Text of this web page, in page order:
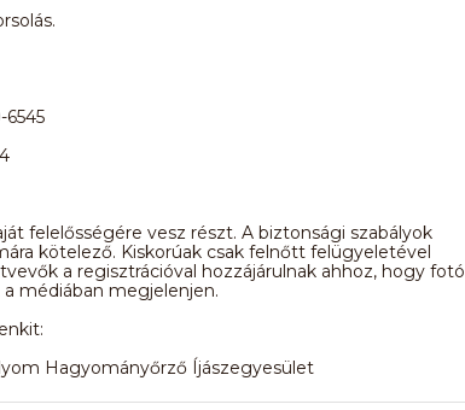
felelősségére vesz részt. A biztonsági szabályok
kötelező. Kiskorúak csak felnőtt felügyeletével
a regisztrációval hozzájárulnak ahhoz, hogy fotó
médiában megjelenjen.
Hagyományőrző Íjászegyesület